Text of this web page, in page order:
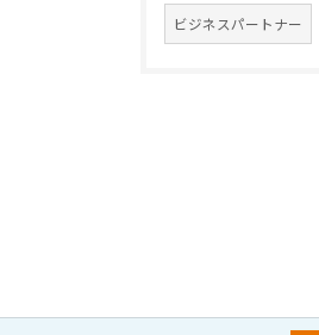
ビジネスパートナー